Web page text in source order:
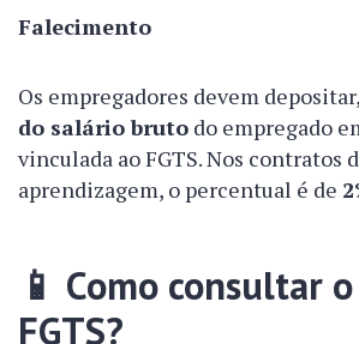
Falecimento
Os empregadores devem
do salário bruto do empregado
vinculada ao FGTS. Nos contratos
aprendizagem, o percentual é de
📱 Como consultar
FGTS?